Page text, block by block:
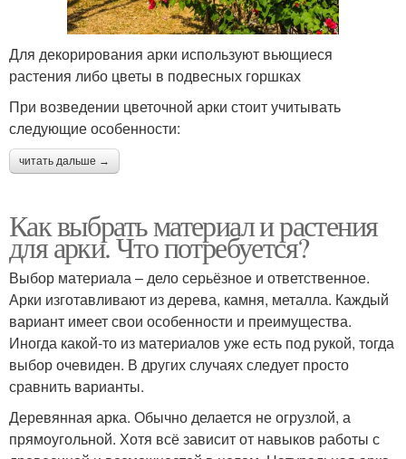
Для декорирования арки используют вьющиеся
растения либо цветы в подвесных горшках
При возведении цветочной арки стоит учитывать
следующие особенности:
читать дальше →
Как выбрать материал и растения
для арки. Что потребуется?
Выбор материала – дело серьёзное и ответственное.
Арки изготавливают из дерева, камня, металла. Каждый
вариант имеет свои особенности и преимущества.
Иногда какой-то из материалов уже есть под рукой, тогда
выбор очевиден. В других случаях следует просто
сравнить варианты.
Деревянная арка. Обычно делается не огрузлой, а
прямоугольной. Хотя всё зависит от навыков работы с